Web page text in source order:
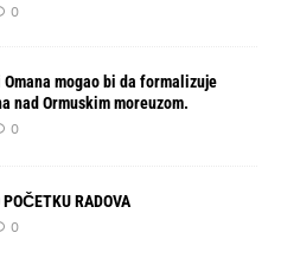
0
mogao bi da formalizuje
nad Ormuskim moreuzom.
0
RADOVA
0